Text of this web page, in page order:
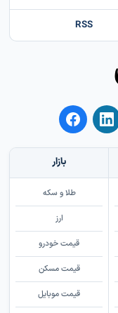
RSS
بازار
طلا و سکه
ارز
قیمت خودرو
قیمت مسکن
قیمت موبایل